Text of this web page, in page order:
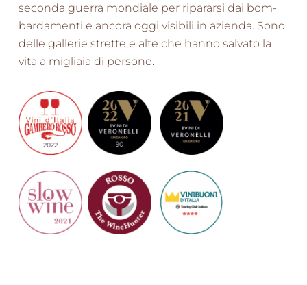
seconda guerra mondiale per ripararsi dai bom­
bardamenti e ancora oggi visibili in azienda. Sono
delle gallerie strette e alte che hanno salvato la
vita a migliaia di persone.